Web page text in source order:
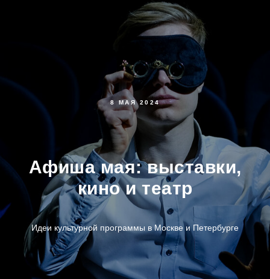
8 МАЯ 2024
Афиша мая: выставки,
кино и театр
Идеи культурной программы в Москве и Петербурге